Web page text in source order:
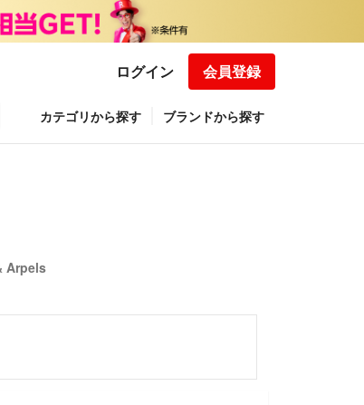
ログイン 会員登録
カテゴリから探す ブランドから探す
Arpels